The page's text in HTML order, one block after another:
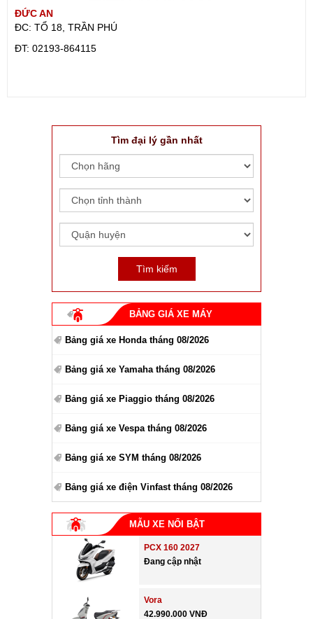
ĐỨC AN
ĐC: TỔ 18, TRẦN PHÚ
ÐT: 02193-864115
Tìm đại lý gần nhất
BẢNG GIÁ XE MÁY
Bảng giá xe Honda tháng 08/2026
Bảng giá xe Yamaha tháng 08/2026
Bảng giá xe Piaggio tháng 08/2026
Bảng giá xe Vespa tháng 08/2026
Bảng giá xe SYM tháng 08/2026
Bảng giá xe điện Vinfast tháng 08/2026
MẪU XE NỔI BẬT
PCX 160 2027
Đang cập nhật
Vora
42.990.000 VNĐ